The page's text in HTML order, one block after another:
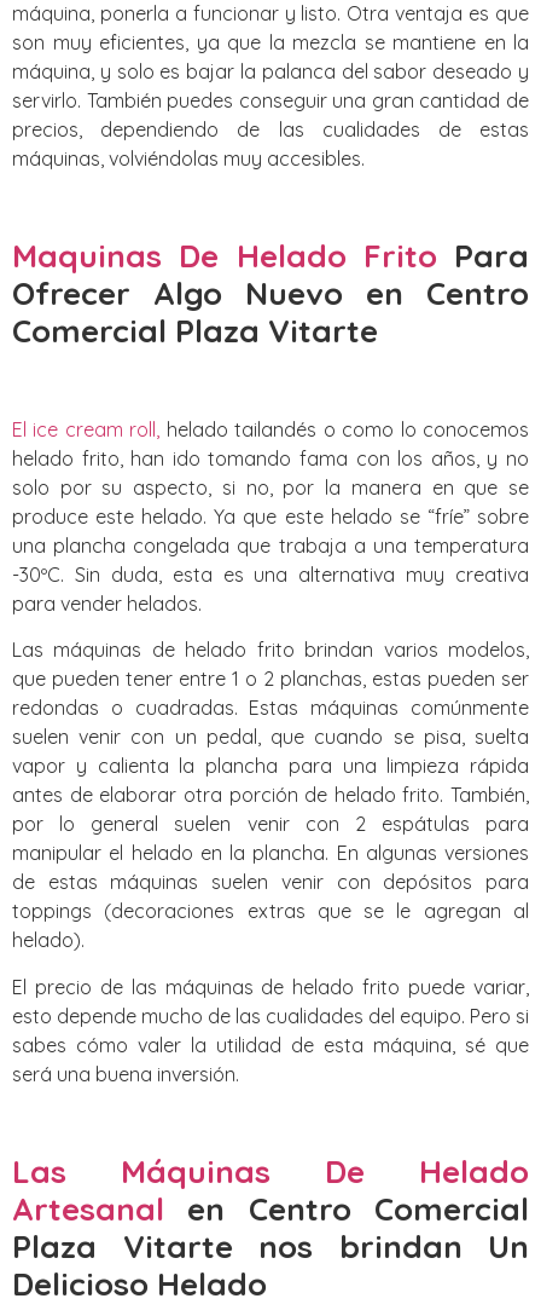
máquina, ponerla a funcionar y listo. Otra ventaja es que
son muy eficientes, ya que la mezcla se mantiene en la
máquina, y solo es bajar la palanca del sabor deseado y
servirlo. También puedes conseguir una gran cantidad de
precios, dependiendo de las cualidades de estas
máquinas, volviéndolas muy accesibles.
Maquinas De Helado Frito Para
Ofrecer Algo Nuevo
en Centro
Comercial Plaza Vitarte
El ice cream roll, helado tailandés o como lo conocemos
helado frito, han ido tomando fama con los años, y no
solo por su aspecto, si no, por la manera en que se
produce este helado. Ya que este helado se “fríe” sobre
una plancha congelada que trabaja a una temperatura
-30ºC. Sin duda, esta es una alternativa muy creativa
para vender helados.
Las máquinas de helado frito brindan varios modelos,
que pueden tener entre 1 o 2 planchas, estas pueden ser
redondas o cuadradas. Estas máquinas comúnmente
suelen venir con un pedal, que cuando se pisa, suelta
vapor y calienta la plancha para una limpieza rápida
antes de elaborar otra porción de helado frito. También,
por lo general suelen venir con 2 espátulas para
manipular el helado en la plancha. En algunas versiones
de estas máquinas suelen venir con depósitos para
toppings (decoraciones extras que se le agregan al
helado).
El precio de las máquinas de helado frito puede variar,
esto depende mucho de las cualidades del equipo. Pero si
sabes cómo valer la utilidad de esta máquina, sé que
será una buena inversión.
Las Máquinas De Helado
Artesanal en Centro Comercial
Plaza Vitarte nos brindan Un
Delicioso Helado